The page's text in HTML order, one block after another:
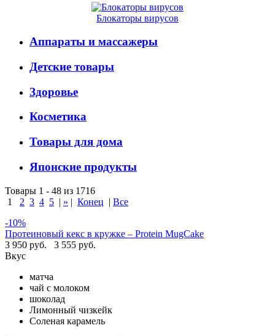
Блокаторы вирусов
Аппараты и массажеры
Детские товары
Здоровье
Косметика
Товары для дома
Японские продукты
Товары 1 - 48 из 1716
1
2 3 4 5 | » | Конец | Все
-10%
Протеиновый кекс в кружке – Protein MugCake
3 950 руб.
3 555 руб.
Вкус
матча
чай с молоком
шоколад
Лимонный чизкейк
Соленая карамель